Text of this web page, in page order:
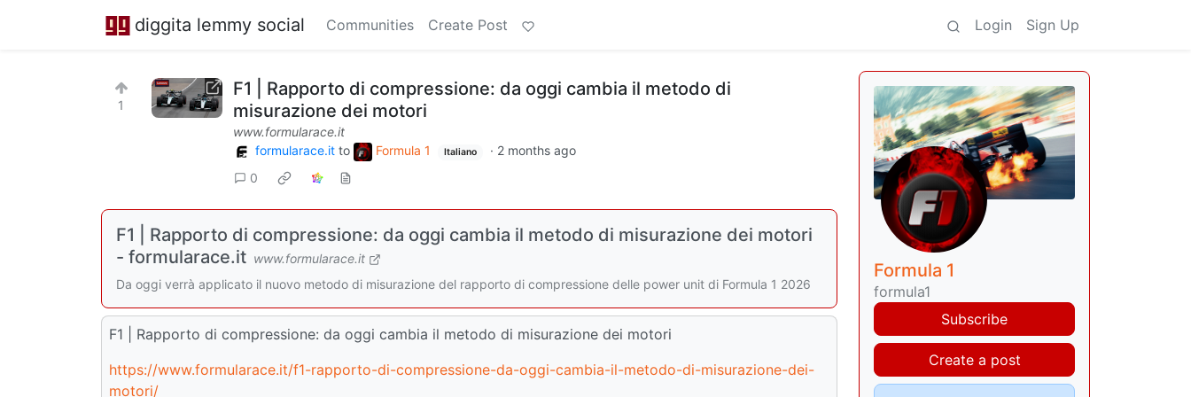
diggita lemmy social Communities Create Post Login Sign Up
1
F1 | Rapporto di compressione: da oggi cambia il metodo di
misurazione dei motori
www.formularace.it
formularace.it to Formula 1 Italiano · 2 months ago
0
F1 | Rapporto di compressione: da oggi cambia il metodo di misurazione dei motori
- formularace.it www.formularace.it
Da oggi verrà applicato il nuovo metodo di misurazione del rapporto di compressione delle power unit di Formula 1 2026
F1 | Rapporto di compressione: da oggi cambia il metodo di misurazione dei motori
https://www.formularace.it/f1-rapporto-di-compressione-da-oggi-cambia-il-metodo-di-misurazione-dei-
motori/
Formula 1
formula1
Subscribe
Create a post